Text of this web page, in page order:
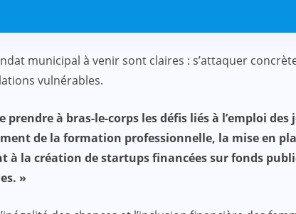
municipal à venir sont claires : s’attaquer
vulnérables.
prendre à bras-le-corps les défis liés à l’emploi
de la formation professionnelle, la mise en
à la création de startups financées sur fonds
»